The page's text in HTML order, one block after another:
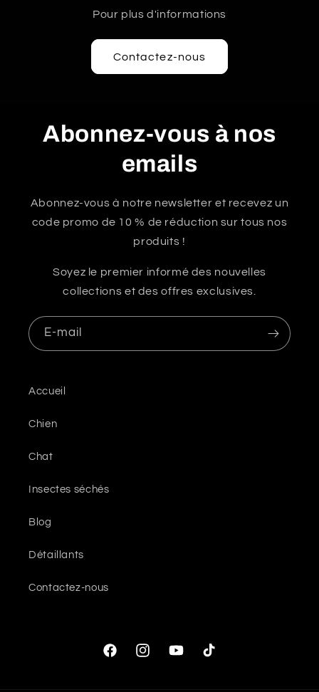
Pour plus d'informations
Contactez-nous
Abonnez-vous à nos
emails
Abonnez-vous à notre newsletter et recevez un
code promo de 10 % de réduction sur tous nos
produits !
Soyez le premier informé des nouvelles
collections et des offres exclusives.
E-mail
Accueil
Chien
Chat
Insectes séchés
Blog
Détaillants
Contactez-nous
FacebookInstagramYouTubeTikTok